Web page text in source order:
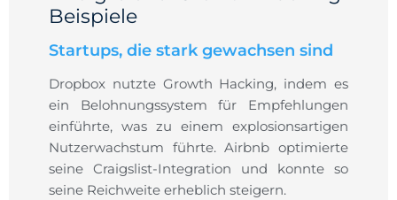
Beispiele
Startups, die stark gewachsen sind
Dropbox nutzte Growth Hacking, indem es
ein Belohnungssystem für Empfehlungen
einführte, was zu einem explosionsartigen
Nutzerwachstum führte. Airbnb optimierte
seine Craigslist-Integration und konnte so
seine Reichweite erheblich steigern.